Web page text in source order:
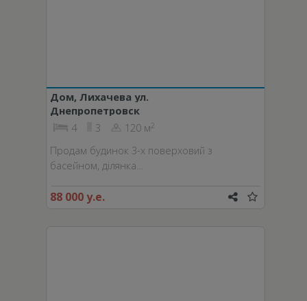
Дом, Лихачева ул.
Днепропетровск
4
3 120 м2
Продам будинок 3-х поверховий з
басейном, ділянка…
88 000 у.е.